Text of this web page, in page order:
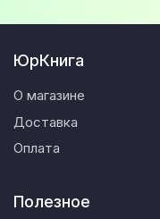
ЮрКнига
О магазине
Доставка
Оплата
Полезное